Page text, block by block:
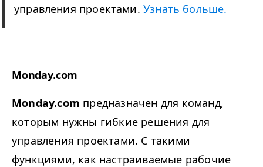
управления проектами. Узнать больше.
Monday​.com
Monday​.com предназначен для команд,
которым нужны гибкие решения для
управления проектами. С такими
функциями, как настраиваемые рабочие